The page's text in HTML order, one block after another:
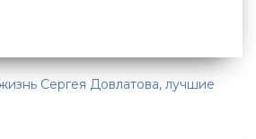
Сергея Довлатова, лучшие